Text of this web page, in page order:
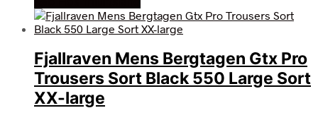
Fjallraven Mens Bergtagen Gtx Pro
Trousers Sort Black 550 Large Sort
XX-large